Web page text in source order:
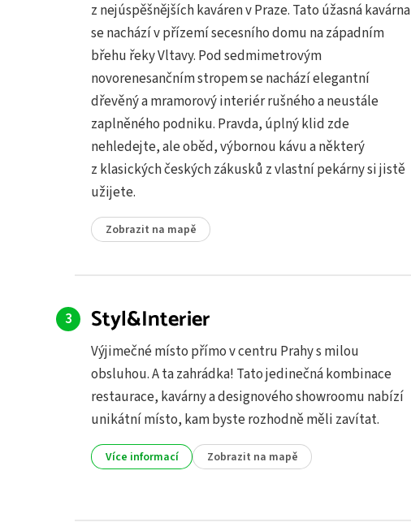
z nejúspěšnějších kaváren v Praze. Tato úžasná kavárna
se nachází v přízemí secesního domu na západním
břehu řeky Vltavy. Pod sedmimetrovým
novorenesančním stropem se nachází elegantní
dřevěný a mramorový interiér rušného a neustále
zaplněného podniku. Pravda, úplný klid zde
nehledejte, ale oběd, výbornou kávu a některý
z klasických českých zákusků z vlastní pekárny si jistě
užijete.
Zobrazit na mapě
Styl&Interier
Výjimečné místo přímo v centru Prahy s milou
obsluhou. A ta zahrádka! Tato jedinečná kombinace
restaurace, kavárny a designového showroomu nabízí
unikátní místo, kam byste rozhodně měli zavítat.
Více informací Zobrazit na mapě